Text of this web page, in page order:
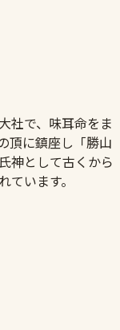
社で、味耳命をま
頂に鎮座し「勝山
神として古くから
います。